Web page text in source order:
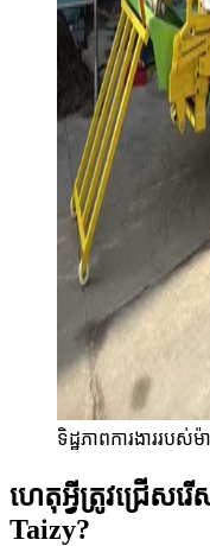
ទិដ្ឋភាពការងាររប
ហេតុអ្វីត្រូវជ្រើសរ
Taizy?